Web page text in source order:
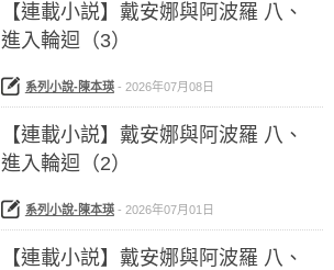
【連載小説】戴安娜與阿波羅 八、
進入輪迴（3）
系列小說-陳本瑛 - 2026年07月08日
【連載小説】戴安娜與阿波羅 八、
進入輪迴（2）
系列小說-陳本瑛 - 2026年07月01日
【連載小説】戴安娜與阿波羅 八、